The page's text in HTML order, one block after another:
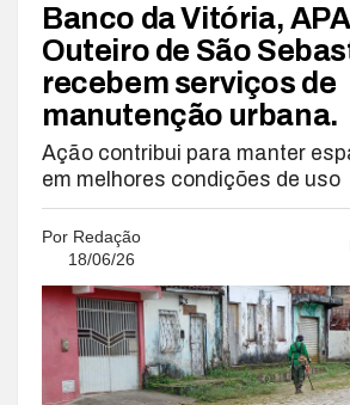
Banco da Vitória,
Outeiro de São
recebem serviços de
manutenção urbana.
Ação contribui para manter
em melhores condições de uso
Por Redação
18/06/26